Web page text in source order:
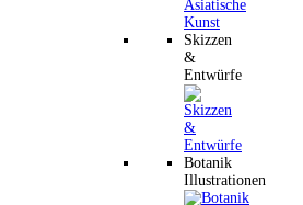
Skizzen
&
Entwürfe
Botanik
Illustrationen